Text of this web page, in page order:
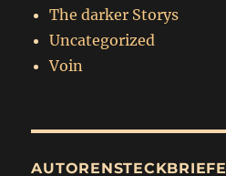
The darker Storys
Uncategorized
Voin
AUTORENSTECKBRIEFE